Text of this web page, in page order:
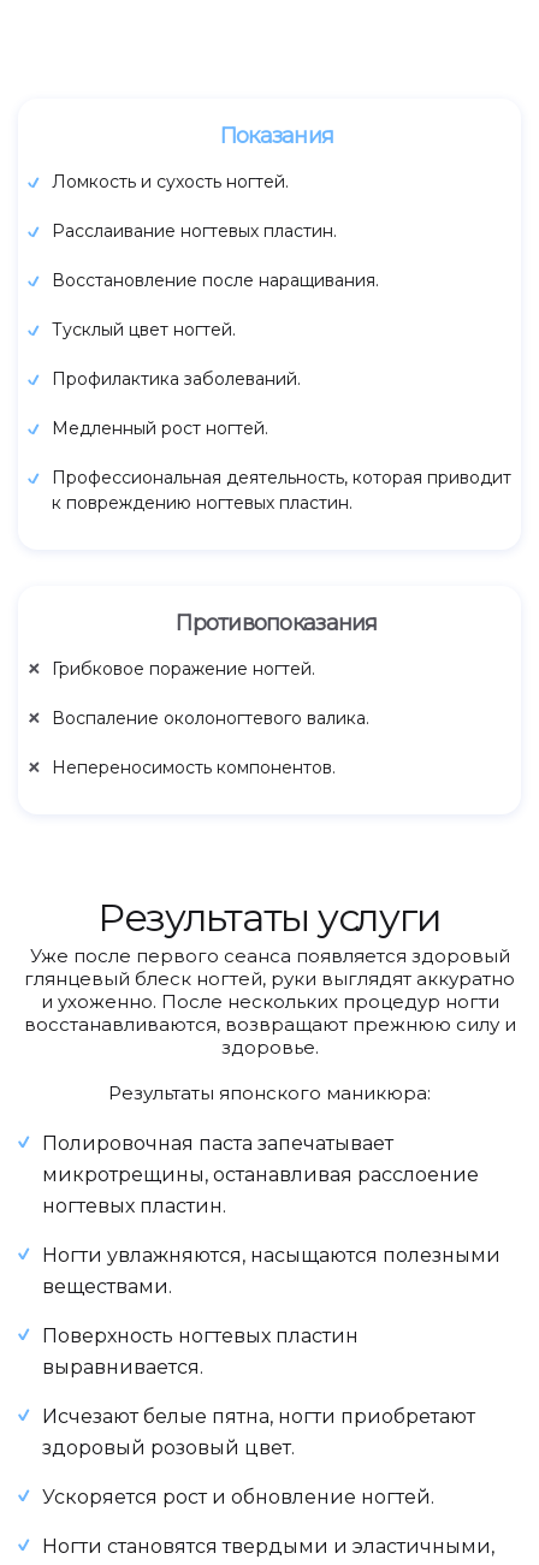
Показания
Ломкость и сухость ногтей.
Расслаивание ногтевых пластин.
Восстановление после наращивания.
Тусклый цвет ногтей.
Профилактика заболеваний.
Медленный рост ногтей.
Профессиональная деятельность, которая приводит
к повреждению ногтевых пластин.
Противопоказания
Грибковое поражение ногтей.
Воспаление околоногтевого валика.
Непереносимость компонентов.
Результаты услуги
Уже после первого сеанса появляется здоровый
глянцевый блеск ногтей, руки выглядят аккуратно
и ухоженно. После нескольких процедур ногти
восстанавливаются, возвращают прежнюю силу и
здоровье.
Результаты японского маникюра:
Полировочная паста запечатывает
микротрещины, останавливая расслоение
ногтевых пластин.
Ногти увлажняются, насыщаются полезными
веществами.
Поверхность ногтевых пластин
выравнивается.
Исчезают белые пятна, ногти приобретают
здоровый розовый цвет.
Ускоряется рост и обновление ногтей.
Ногти становятся твердыми и эластичными,